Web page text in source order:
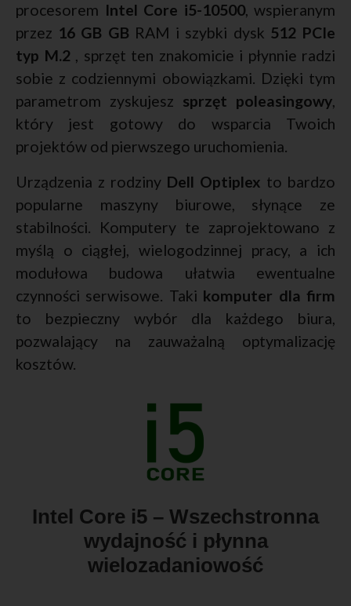
procesorem Intel Core i5-10500, wspieranym
przez 16 GB GB RAM i szybki dysk 512 PCIe
typ M.2 , sprzęt ten znakomicie i płynnie radzi
sobie z codziennymi obowiązkami. Dzięki tym
parametrom zyskujesz sprzęt poleasingowy,
który jest gotowy do wsparcia Twoich
projektów od pierwszego uruchomienia.
Urządzenia z rodziny Dell Optiplex to bardzo
popularne maszyny biurowe, słynące ze
stabilności. Komputery te zaprojektowano z
myślą o ciągłej, wielogodzinnej pracy, a ich
modułowa budowa ułatwia ewentualne
czynności serwisowe. Taki komputer dla firm
to bezpieczny wybór dla każdego biura,
pozwalający na zauważalną optymalizację
kosztów.
Intel Core i5 – Wszechstronna
wydajność i płynna
wielozadaniowość